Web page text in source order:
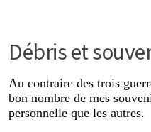
Débris et
Au contraire des trois
bon nombre de mes
personnelle que les autres.